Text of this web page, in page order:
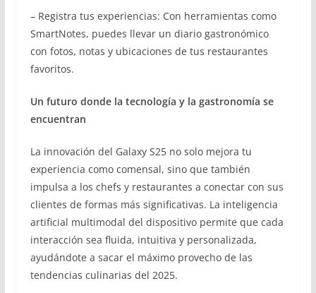
– Registra tus experiencias: Con herramientas como
SmartNotes, puedes llevar un diario gastronómico
con fotos, notas y ubicaciones de tus restaurantes
favoritos.
Un futuro donde la tecnología y la gastronomía se
encuentran
La innovación del Galaxy S25 no solo mejora tu
experiencia como comensal, sino que también
impulsa a los chefs y restaurantes a conectar con sus
clientes de formas más significativas. La inteligencia
artificial multimodal del dispositivo permite que cada
interacción sea fluida, intuitiva y personalizada,
ayudándote a sacar el máximo provecho de las
tendencias culinarias del 2025.